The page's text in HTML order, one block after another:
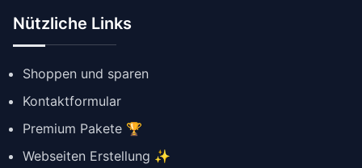
Nützliche Links
Shoppen und sparen
Kontaktformular
Premium Pakete 🏆
Webseiten Erstellung ✨